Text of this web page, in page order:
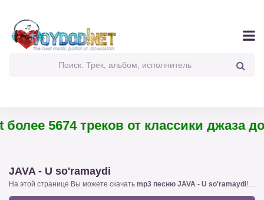
5674 треков от классики джаза до
JAVA - U so'ramaydi
На этой странице Вы можете скачать mp3 песню JAVA - U so'ramaydi!. с размером 4,30 бесплатно или слушать